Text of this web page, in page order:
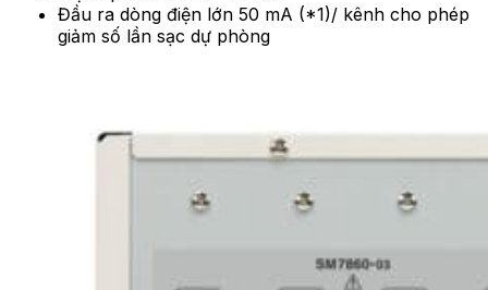
Đầu ra dòng điện lớn 50 mA (*1)/ kênh cho phép
giảm số lần sạc dự phòng